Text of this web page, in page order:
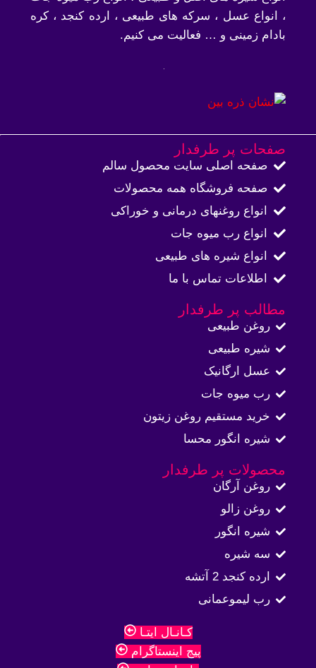
، انواع عسل ، سرکه های طبیعی ، ارده کنجد ، کره
بادام زمینی و … فعالیت می کنیم.
صفحات پر طرفدار
صفحه اصلی سایت محصول سالم
صفحه فروشگاه همه محصولات​
انواع روغنهای درمانی و خوراکی
انواع رب میوه جات
انواع شیره های طبیعی
اطلاعات تماس با ما​
مطالب پر طرفدار
روغن طبیعی
شیره طبیعی
عسل ارگانیک
رب میوه جات
خرید مستقیم روغن زیتون
شیره انگور محسا
محصولات پر طرفدار
روغن آرگان
روغن زالو
شیره انگور
سه شیره
ارده کنجد 2 آتشه
رب لیموعمانی
کـانـال ایتـا
پیج اینستاگرام